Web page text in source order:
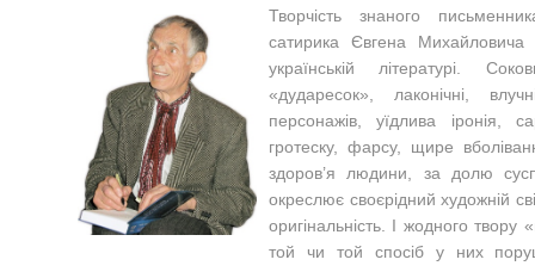
Творчість знаного
сатирика Євгена
українській літературі.
«дударесок», лаконічні,
персонажів, уїдлива іронія,
гротеску, фарсу, щире
здоров’я людини, за долю
окреслює своєрідний художній
оригінальність. І жодного твору
той чи той спосіб у них